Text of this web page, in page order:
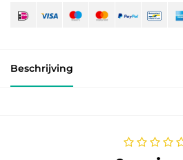
Beschrijving